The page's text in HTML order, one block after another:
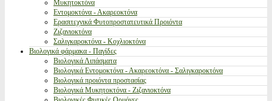
Μυκητοκτόνα
Εντομοκτόνα - Ακαρεοκτόνα
Ερασιτεχνικά Φυτοπροστατευτικά Προιόντα
Ζιζανιοκτόνα
Σαλιγκαροκτόνα - Κοχλιοκτόνα
Βιολογικά φάρμακα - Παγίδες
Βιολογικά Λιπάσματα
Βιολογικά Εντομοκτόνα - Ακαρεοκτόνα - Σαλιγκαροκτόνα
Βιολογικά προιόντα προστασίας
Βιολογικά Μυκητοκτόνα - Ζιζανιοκτόνα